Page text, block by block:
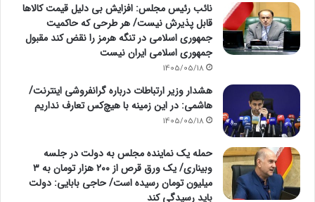
نائب رئیس مجلس: افزایش بی دلیل قیمت کالاها
قابل پذیرش نیست/ هر طرحی که حاکمیت
جمهوری اسلامی در تنگه هرمز را نقض کند مقبول
جمهوری اسلامی ایران نیست
1405/05/18
هشدار وزیر ارتباطات درباره گرانفروشی اینترنت/
هاشمی: در این زمینه با هیچ‌کس تعارف نداریم
1405/05/18
حمله یک نماینده مجلس به دولت در جلسه
وبیناری/ یک ورق قرص از ۲۰۰ هزار تومان به ۳
میلیون تومان رسیده است/ حاجی بابایی: دولت
باید رسیدگی کند